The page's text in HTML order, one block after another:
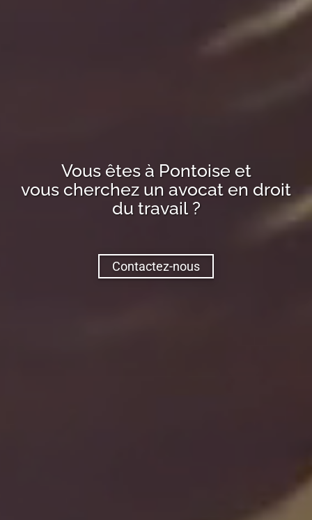
Vous êtes à Pontoise et
vous cherchez un avocat en droit
du travail ?
Contactez-nous